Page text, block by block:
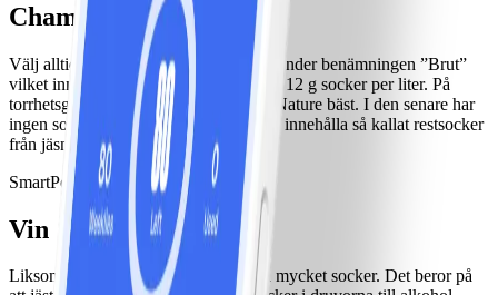
Champagne
Välj alltid en torr champagne som går under benämningen ”Brut”
vilket innebär att den får innehålla max 12 g socker per liter. På
torrhetsgraden är Extra Brut och Brut Nature bäst. I den senare har
ingen socker tillagts och den får endast innehålla så kallat restsocker
från jäsningen.
SmartPoints/glas: 4 (1,5 dl)
Vin
Liksom champagne kan vin innehålla mycket socker. Det beror på